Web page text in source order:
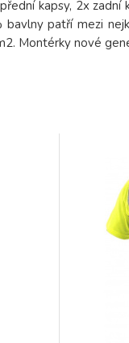
kapsy, 2x zadní
patří mezi
Montérky nové